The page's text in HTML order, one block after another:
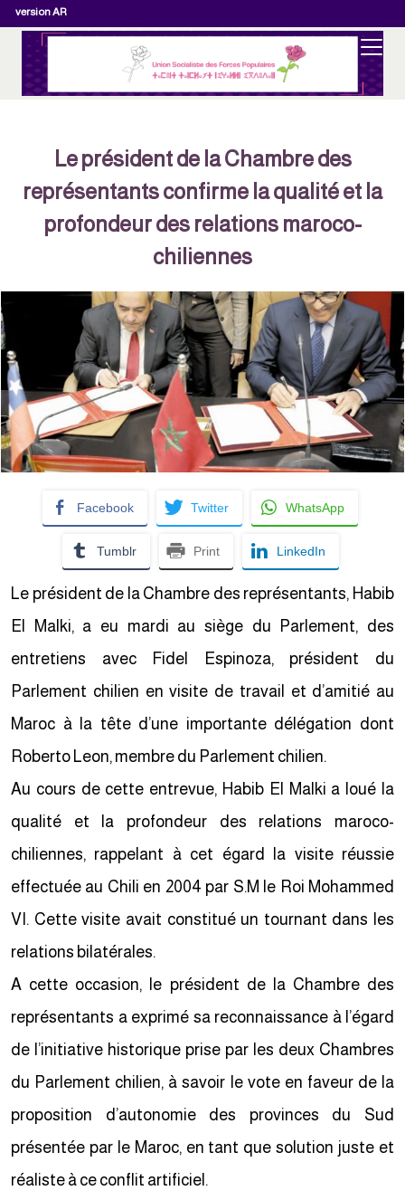
version AR
Le président de la Chambre des
représentants confirme la qualité et la
profondeur des relations maroco-
chiliennes
Facebook Twitter WhatsApp
Tumblr Print LinkedIn
Le président de la Chambre des représentants, Habib
El Malki, a eu mardi au siège du Parlement, des
entretiens avec Fidel Espinoza, président du
Parlement chilien en visite de travail et d’amitié au
Maroc à la tête d’une importante délégation dont
Roberto Leon, membre du Parlement chilien.
Au cours de cette entrevue, Habib El Malki a loué la
qualité et la profondeur des relations maroco-
chiliennes, rappelant à cet égard la visite réussie
effectuée au Chili en 2004 par S.M le Roi Mohammed
VI. Cette visite avait constitué un tournant dans les
relations bilatérales.
A cette occasion, le président de la Chambre des
représentants a exprimé sa reconnaissance à l’égard
de l’initiative historique prise par les deux Chambres
du Parlement chilien, à savoir le vote en faveur de la
proposition d’autonomie des provinces du Sud
présentée par le Maroc, en tant que solution juste et
réaliste à ce conflit artificiel.